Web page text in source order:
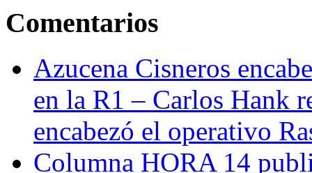
Comentarios
Azucena Cisneros
en la R1 – Carlos Hank
encabezó el operativo
Columna HORA 14